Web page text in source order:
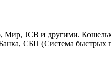
Мир, JCB и другими.
СБП (Система быстрых